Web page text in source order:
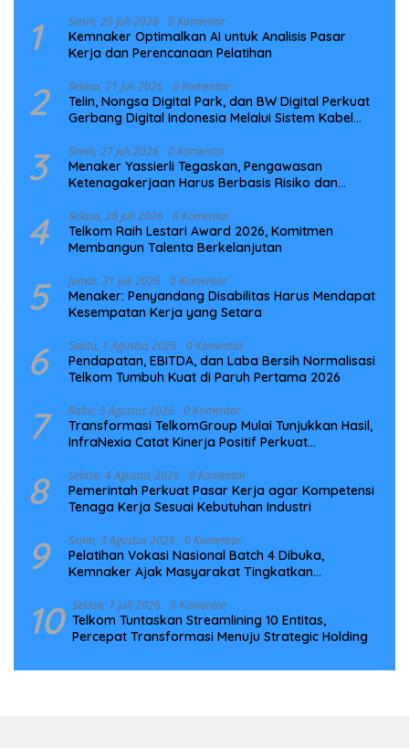
1 Senin, 20 Juli 2026 0 Komentar
Kemnaker Optimalkan AI untuk Analisis Pasar
Kerja dan Perencanaan Pelatihan
2 Selasa, 21 Juli 2026 0 Komentar
Telin, Nongsa Digital Park, dan BW Digital Perkuat
Gerbang Digital Indonesia Melalui Sistem Kabel
3 Senin, 27 Juli 2026 0 Komentar
Menaker Yassierli Tegaskan, Pengawasan
Ketenagakerjaan Harus Berbasis Risiko dan
4 Selasa, 28 Juli 2026 0 Komentar
Telkom Raih Lestari Award 2026, Komitmen
Membangun Talenta Berkelanjutan
5 Jumat, 31 Juli 2026 0 Komentar
Menaker: Penyandang Disabilitas Harus Mendapat
Kesempatan Kerja yang Setara
6 Sabtu, 1 Agustus 2026 0 Komentar
Pendapatan, EBITDA, dan Laba Bersih Normalisasi
Telkom Tumbuh Kuat di Paruh Pertama 2026
7 Rabu, 5 Agustus 2026 0 Komentar
Transformasi TelkomGroup Mulai Tunjukkan Hasil,
InfraNexia Catat Kinerja Positif Perkuat
8 Selasa, 4 Agustus 2026 0 Komentar
Pemerintah Perkuat Pasar Kerja agar Kompetensi
Tenaga Kerja Sesuai Kebutuhan Industri
9 Senin, 3 Agustus 2026 0 Komentar
Pelatihan Vokasi Nasional Batch 4 Dibuka,
Kemnaker Ajak Masyarakat Tingkatkan
10 Selasa, 7 Juli 2026 0 Komentar
Telkom Tuntaskan Streamlining 10 Entitas,
Percepat Transformasi Menuju Strategic Holding